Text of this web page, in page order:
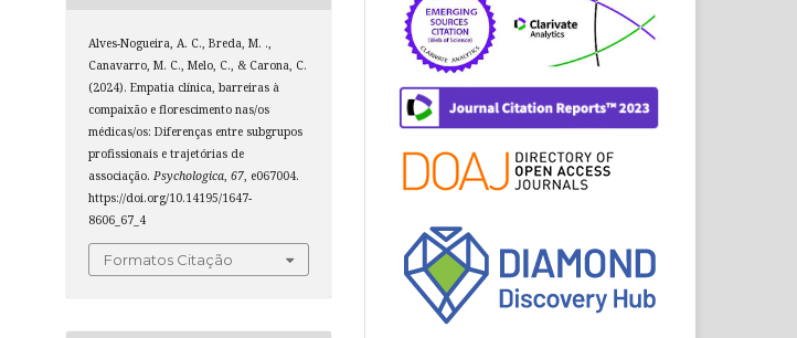
Alves-Nogueira, A. C., Breda, M. .,
Canavarro, M. C., Melo, C., & Carona, C.
(2024). Empatia clínica, barreiras à
compaixão e florescimento nas/os
médicas/os: Diferenças entre subgrupos
profissionais e trajetórias de
associação.Psychologica,67, e067004.
https://doi.org/10.14195/1647-
8606_67_4
Formatos Citação